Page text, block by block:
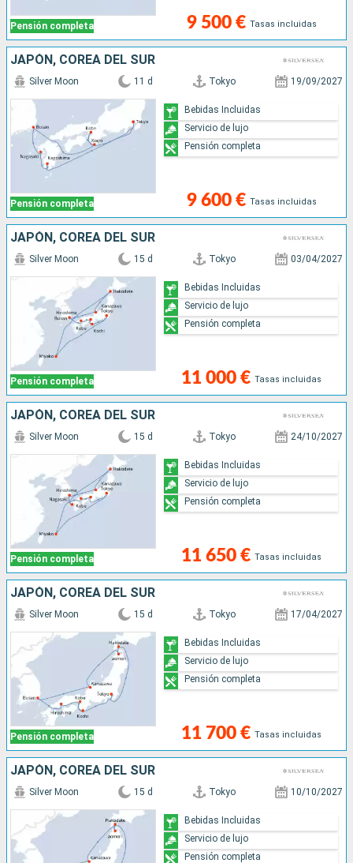
Pensión completa 9 500 € Tasas incluidas
JAPÓN, COREA DEL SUR
Pensión completa
Silver Moon 11 d Tokyo 19/09/2027
9 600 € Tasas incluidas
Bebidas Incluidas
Servicio de lujo
Pensión completa
JAPÓN, COREA DEL SUR
Pensión completa
Silver Moon 15 d Tokyo 03/04/2027
11 000 € Tasas incluidas
Bebidas Incluidas
Servicio de lujo
Pensión completa
JAPÓN, COREA DEL SUR
Pensión completa
Silver Moon 15 d Tokyo 24/10/2027
11 650 € Tasas incluidas
Bebidas Incluidas
Servicio de lujo
Pensión completa
JAPÓN, COREA DEL SUR
Pensión completa
Silver Moon 15 d Tokyo 17/04/2027
11 700 € Tasas incluidas
Bebidas Incluidas
Servicio de lujo
Pensión completa
JAPÓN, COREA DEL SUR
Silver Moon 15 d Tokyo 10/10/2027
Bebidas Incluidas
Servicio de lujo
Pensión completa